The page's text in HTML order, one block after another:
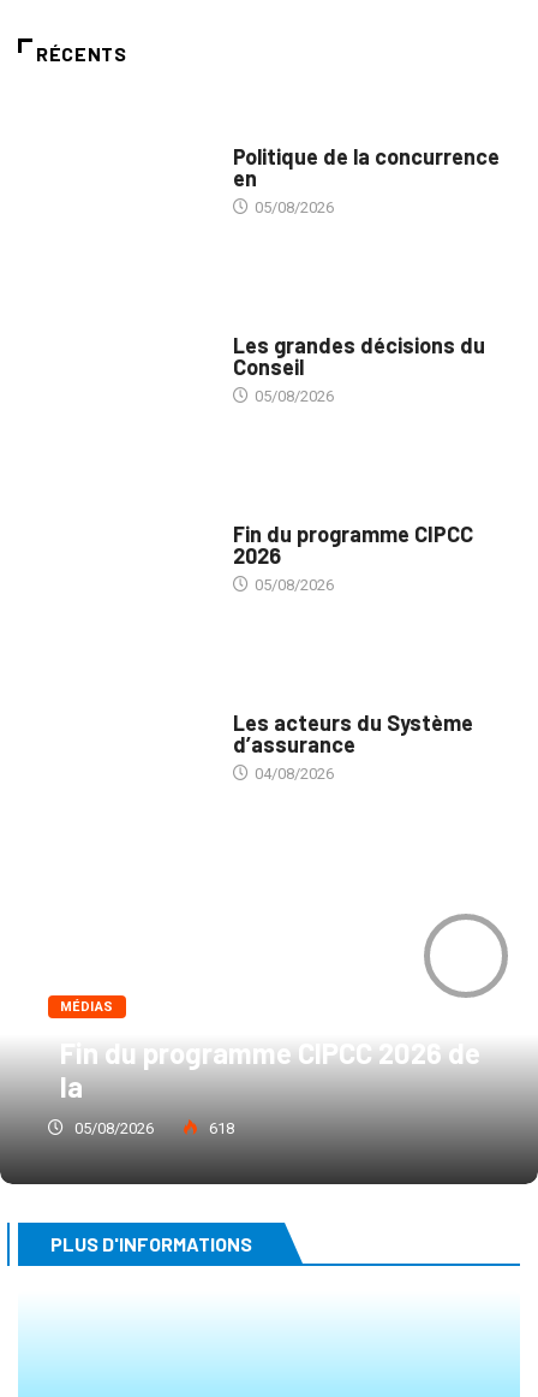
RÉCENTS
Politique de la concurrence
en
05/08/2026
Les grandes décisions du
Conseil
05/08/2026
Fin du programme CIPCC
2026
05/08/2026
Les acteurs du Système
d’assurance
04/08/2026
MÉDIAS
Fin du programme CIPCC 2026 de
la
05/08/2026 618
PLUS D'INFORMATIONS